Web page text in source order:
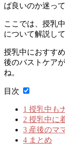
ば良いのか迷っ
ここでは、 授乳
について解説 し
授乳中におすす
後のバストケア
ね。
目次
1 授乳中も
2 授乳中に
3 産後のマ
4 まとめ